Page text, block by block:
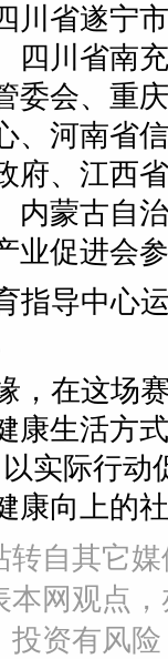
川省遂宁
四川省南
委会、重
、河南省
府、江西
内蒙古自
业促进会
指导中心
，在这场
康生活方
实际行
康向上的
自其它
网观点
资有风